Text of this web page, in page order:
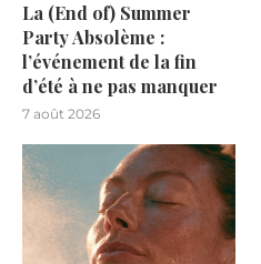
La (End of) Summer
Party Absolème :
l’événement de la fin
d’été à ne pas manquer
7 août 2026